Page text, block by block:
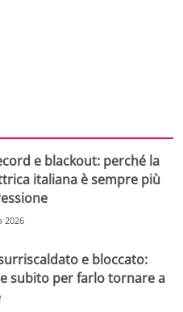
e blackout: perché la
italiana è sempre più
2026
e bloccato:
subito per farlo tornare a